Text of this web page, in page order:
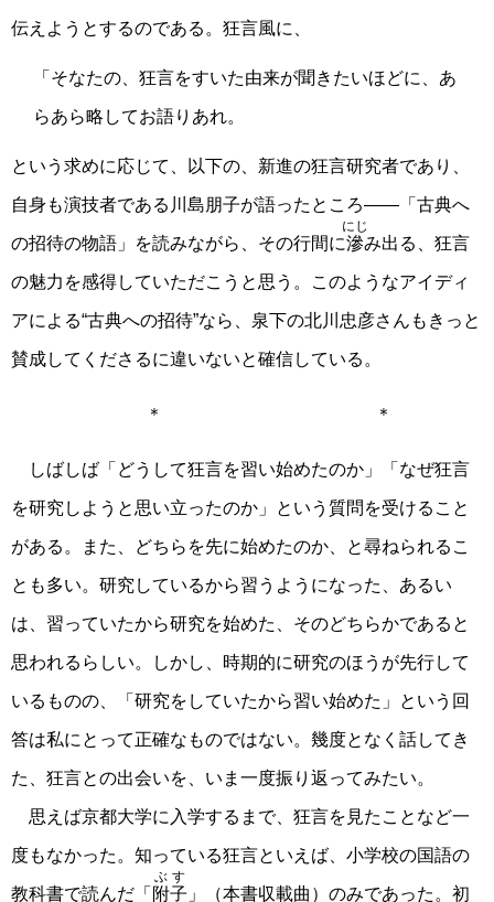
伝えようとするのである。狂言風に、
「そなたの、狂言をすいた由来が聞きたいほどに、あ
らあら略してお語りあれ。
という求めに応じて、以下の、新進の狂言研究者であり、
自身も演技者である川島朋子が語ったところ――「古典へ
の招待の物語」を読みながら、その行間に滲
にじ
み出る、狂言
の魅力を感得していただこうと思う。このようなアイディ
アによる“古典への招待”なら、泉下の北川忠彦さんもきっと
賛成してくださるに違いないと確信している。
＊ ＊
しばしば「どうして狂言を習い始めたのか」「なぜ狂言
を研究しようと思い立ったのか」という質問を受けること
がある。また、どちらを先に始めたのか、と尋ねられるこ
とも多い。研究しているから習うようになった、あるい
は、習っていたから研究を始めた、そのどちらかであると
思われるらしい。しかし、時期的に研究のほうが先行して
いるものの、「研究をしていたから習い始めた」という回
答は私にとって正確なものではない。幾度となく話してき
た、狂言との出会いを、いま一度振り返ってみたい。
思えば京都大学に入学するまで、狂言を見たことなど一
度もなかった。知っている狂言といえば、小学校の国語の
教科書で読んだ「 附子
ぶす
」（本書収載曲）のみであった。初